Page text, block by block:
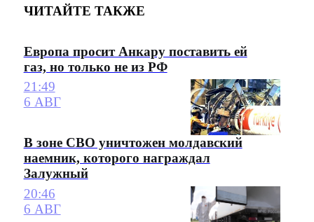
ЧИТАЙТЕ ТАКЖЕ
Европа просит Анкару поставить ей
газ, но только не из РФ
21:49
6 АВГ
В зоне СВО уничтожен молдавский
наемник, которого награждал
Залужный
20:46
6 АВГ